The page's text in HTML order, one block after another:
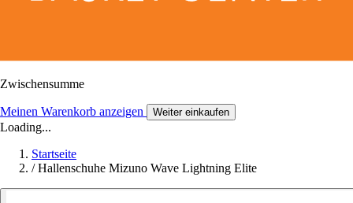
Zwischensumme
Meinen Warenkorb anzeigen Weiter einkaufen
Loading...
Startseite
/ Hallenschuhe Mizuno Wave Lightning Elite